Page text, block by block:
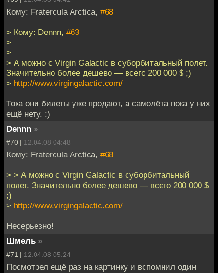
Кому: Fratercula Arctica, #68
> Кому: Dennn, #63
>
>
> А можно с Virgin Galactic в суборбитальный полет.
Значительно более дешево — всего 200 000 $ ;)
> http://www.virgingalactic.com/
Тока они билеты уже продают, а самолёта пока у них
ещё нету. :)
Dennn »
#70 | 12.04.08 04:48
Кому: Fratercula Arctica, #68
> > А можно с Virgin Galactic в суборбитальный
полет. Значительно более дешево — всего 200 000 $
;)
> http://www.virgingalactic.com/
Несерьезно!
Шмель »
#71 | 12.04.08 05:24
Посмотрел ещё раз на картинку и вспомнил один